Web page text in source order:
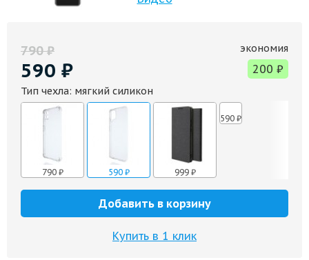
790₽
590 ₽
экономия
200 ₽
Тип чехла: мягкий силикон
790 ₽ 590 ₽ 999 ₽
590 ₽
Добавить в корзину
Купить в 1 клик